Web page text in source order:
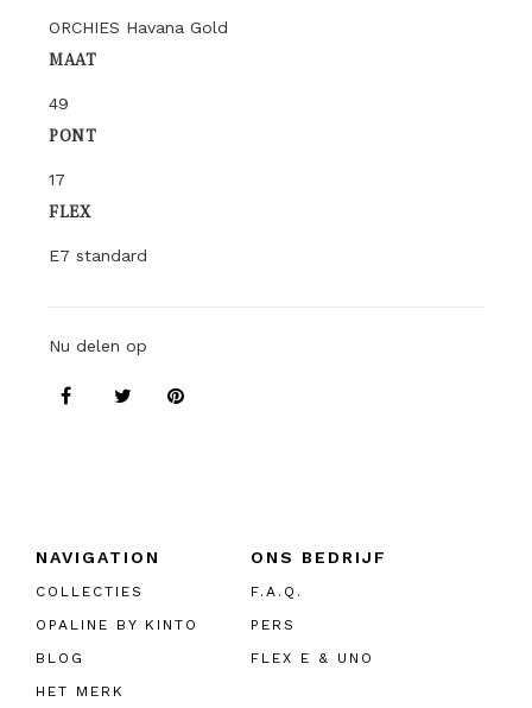
ORCHIES Havana Gold
MAAT
49
PONT
17
FLEX
E7 standard
Nu delen op
NAVIGATION
COLLECTIES
OPALINE BY KINTO
BLOG
HET MERK
ONS BEDRIJF
F.A.Q.
PERS
FLEX E & UNO